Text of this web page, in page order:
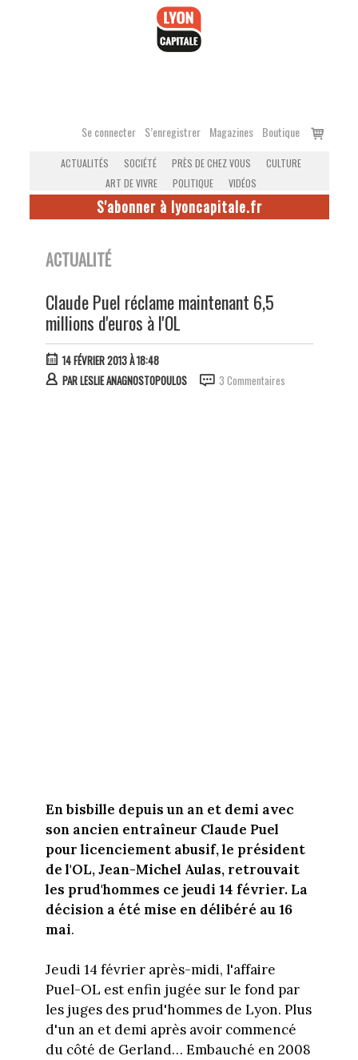
Se connecter S’enregistrer Magazines Boutique
Voir
ACTUALITÉS SOCIÉTÉ PRÈS DE CHEZ VOUS
CULTURE
ART DE VIVRE
POLITIQUE VIDÉOS
S'abonner à lyoncapitale.fr
ACTUALITÉ
Claude Puel réclame maintenant 6,5
millions d'euros à l'OL
14 FÉVRIER 2013 À 18:48
PARLESLIE ANAGNOSTOPOULOS 3 Commentaires
En bisbille depuis un an et demi avec
son ancien entraîneur Claude Puel
pour licenciement abusif, le président
de l'OL, Jean-Michel Aulas, retrouvait
les prud'hommes ce jeudi 14 février. La
décision a été mise en délibéré au 16
mai.
Jeudi 14 février après-midi, l'affaire
Puel-OL est enfin jugée sur le fond par
les juges des prud'hommes de Lyon. Plus
d'un an et demi après avoir commencé
du côté de Gerland… Embauché en 2008